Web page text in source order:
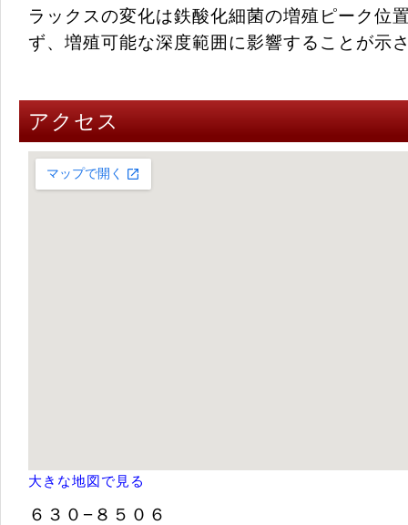
ラックスの変化は鉄酸化細菌の増殖ピーク位
ず、増殖可能な深度範囲に影響することが示
アクセス
大きな地図で見る
６３０−８５０６